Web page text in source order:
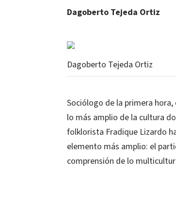
Dagoberto Tejeda Ortiz
Dagoberto Tejeda Ortiz
Sociólogo de la primera
lo más amplio de la cultura
folklorista Fradique Lizardo
elemento más amplio: el
comprensión de lo